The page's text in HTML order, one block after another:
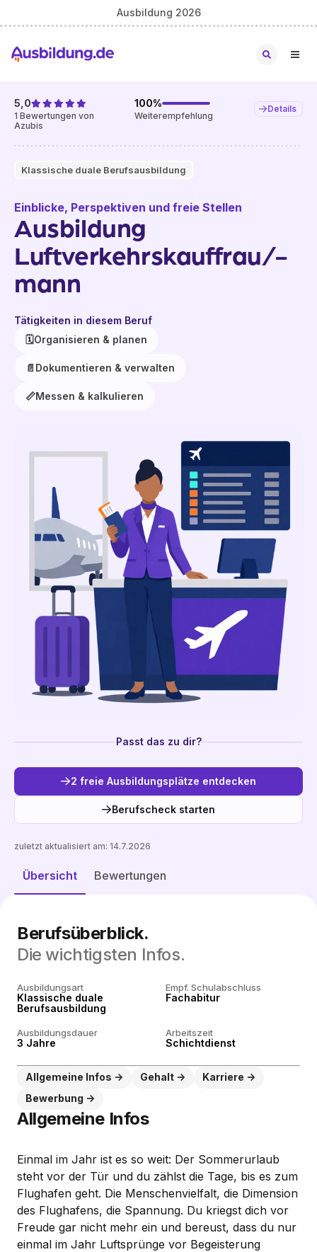
Ausbildung 2026
Klassische duale Berufsausbildung
5,0
1 Bewertungen von
Azubis
100%
Weiterempfehlung
Details
Einblicke, Perspektiven und freie Stellen
Ausbildung
Luftverkehrskauffrau/-
mann
Tätigkeiten in diesem Beruf
🗓️Organisieren & planen
📄 Dokumentieren & verwalten
📏Messen & kalkulieren
Passt das zu dir?
2 freie Ausbildungsplätze entdecken
Berufscheck starten
Übersicht Bewertungen
zuletzt aktualisiert am: 14.7.2026
Berufsüberblick.
Die wichtigsten Infos.
Ausbildungsart
Klassische duale
Berufsausbildung
Empf. Schulabschluss
Fachabitur
Ausbildungsdauer
3 Jahre
Arbeitszeit
Schichtdienst
Allgemeine Infos Gehalt
Karriere
Bewerbung
Allgemeine Infos
Einmal im Jahr ist es so weit: Der Sommerurlaub
steht vor der Tür und du zählst die Tage, bis es zum
Flughafen geht. Die Menschenvielfalt, die Dimension
des Flughafens, die Spannung. Du kriegst dich vor
Freude gar nicht mehr ein und bereust, dass du nur
einmal im Jahr Luftsprünge vor Begeisterung